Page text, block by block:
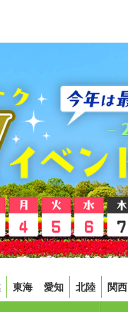
東海 愛知 北陸 関西